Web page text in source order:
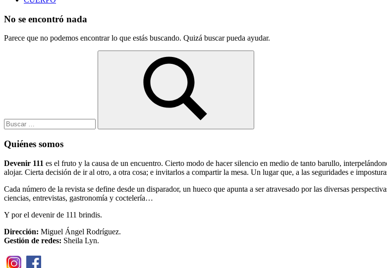
No se encontró nada
Parece que no podemos encontrar lo que estás buscando. Quizá buscar pueda ayudar.
Buscar
Quiénes somos
Devenir 111 es el fruto y la causa de un encuentro. Cierto modo de hacer silencio en medio de tanto barullo,
alojar. Cierta decisión de ir al otro, a otra cosa; e invitarlos a compartir la mesa. Un lugar que, a las seguridades e
Cada número de la revista se define desde un disparador, un hueco que apunta a ser atravesado por las diversas
ciencias, entrevistas, gastronomía y coctelería…
Y por el devenir de 111 brindis.
Dirección: Miguel Ángel Rodríguez.
Gestión de redes: Sheila Lyn.